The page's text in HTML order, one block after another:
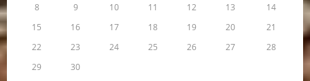
8
9 10 11 12 13
14
15
16 17 18 19 20
21
22
23 24 25 26 27
28
29
30